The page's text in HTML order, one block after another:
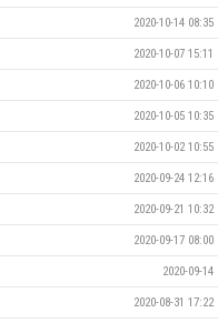
2020-10-14 08:35
2020-10-07 15:11
2020-10-06 10:10
2020-10-05 10:35
2020-10-02 10:55
2020-09-24 12:16
2020-09-21 10:32
2020-09-17 08:00
2020-09-14
2020-08-31 17:22